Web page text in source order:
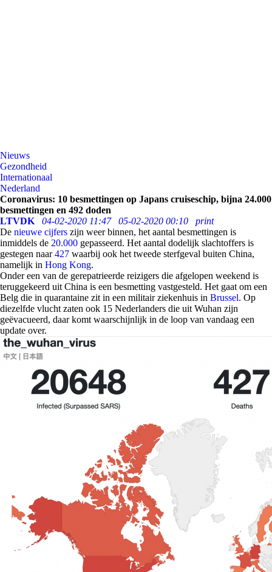
Nieuws
Gezondheid
Internationaal
Nederland
Coronavirus: 10 besmettingen op Japans cruiseschip, bijna 24.000
besmettingen en 492 doden
LTVDK
04-02-2020 11:47 05-02-2020 00:10
print
De nieuwe cijfers zijn weer binnen, het aantal besmettingen is
inmiddels de 20.000 gepasseerd. Het aantal dodelijk slachtoffers is
gestegen naar427 waarbij ook het tweede sterfgeval buiten China,
namelijk in Hong Kong.
Onder een van de gerepatrieerde reizigers die afgelopen weekend is
teruggekeerd uit China is een besmetting vastgesteld. Het gaat om een
Belg die in quarantaine zit in een militair ziekenhuis in Brussel. Op
diezelfde vlucht zaten ook 15 Nederlanders die uit Wuhan zijn
geëvacueerd, daar komt waarschijnlijk in de loop van vandaag een
update over.